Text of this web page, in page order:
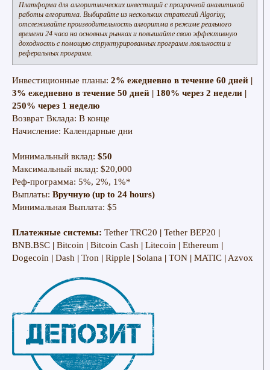
Платформа для алгоритмических инвестиций с прозрачной аналитикой
работы алгоритма. Выбирайте из нескольких стратегий Algorixy,
отслеживайте производительность алгоритма в режиме реального
времени 24 часа на основных рынках и повышайте свою эффективную
доходность с помощью структурированных программ лояльности и
реферальных программ.
Инвестиционные планы: 2% ежедневно в течение 60 дней |
3% ежедневно в течение 50 дней | 180% через 2 недели |
250% через 1 неделю
Возврат Вклада: В конце
Начисление: Календарные дни
Минимальный вклад: $50
Максимальный вклад: $20,000
Реф-программа: 5%, 2%, 1%*
Выплаты: Вручную (up to 24 hours)
Минимальная Выплата: $5
Платежные системы: Tether TRC20 | Tether BEP20 |
BNB.BSC | Bitcoin | Bitcoin Cash | Litecoin | Ethereum |
Dogecoin | Dash | Tron | Ripple | Solana | TON | MATIC |Azvox